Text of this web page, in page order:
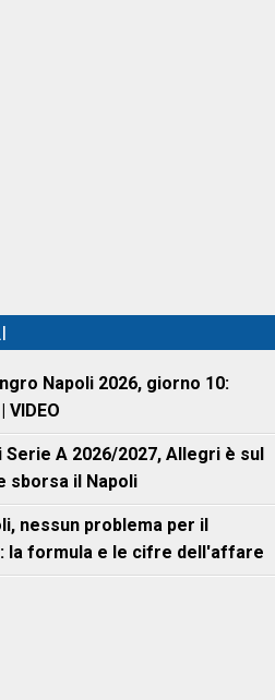
Napoli 2026, giorno 10:
A 2026/2027, Allegri è sul
sborsa il Napoli
nessun problema per il
la formula e le cifre dell'affare